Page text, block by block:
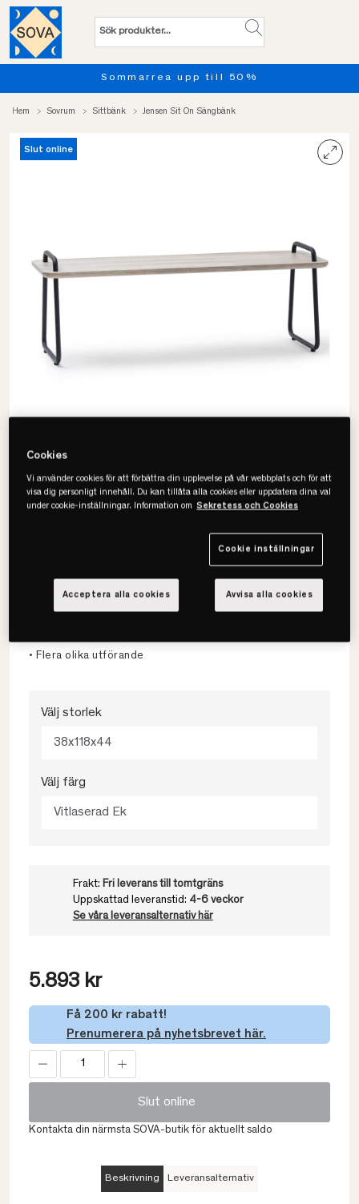
Sommarrea upp till 50%
Hem Sovrum Sittbänk Jensen Sit On Sängbänk
Slut online
Sit On Sängbänk
• Massivt trä
• Flera olika utförande
Välj storlek
38x118x44
Välj färg
Vitlaserad Ek
Frakt: Fri leverans till tomtgräns
Uppskattad leveranstid: 4-6 veckor
Se våra leveransalternativ här
5.893 kr
Få 200 kr rabatt!
Prenumerera på nyhetsbrevet här.
Slut online
Kontakta din närmsta SOVA-butik för aktuellt saldo
Beskrivning Leveransalternativ
Cookies
Vi använder cookies för att förbättra din upplevelse på vår webbplats och för att
visa dig personligt innehåll. Du kan tillåta alla cookies eller uppdatera dina val
under cookie-inställningar. Information om Sekretess och Cookies
Cookie inställningar
Avvisa alla cookies
Acceptera alla cookies